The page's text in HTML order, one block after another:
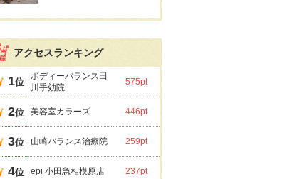
アクセスランキング
1位
ボディーバランス田
川手効院
575pt
2位 美容室カラーズ 446pt
3位 山崎バランス治療院 259pt
4位 epi 小田急相模原店 237pt